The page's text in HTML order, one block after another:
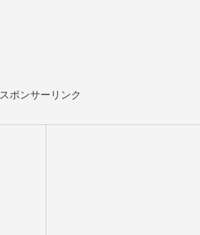
スポンサーリンク